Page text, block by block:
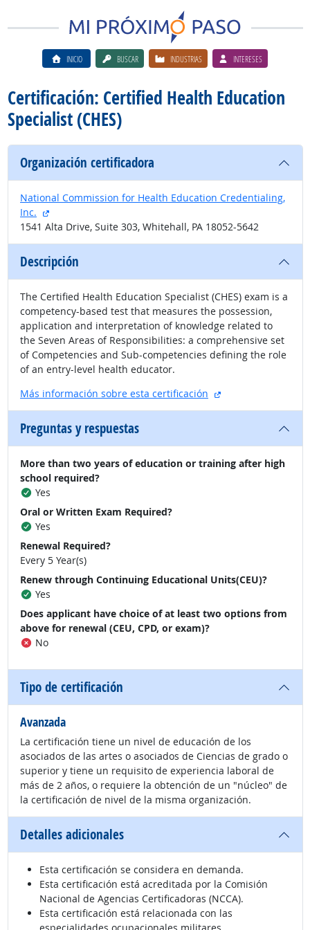
INICIO BUSCAR INDUSTRIAS INTERESES
Certificación: Certified Health Education
Specialist (CHES)
Organización certificadora
National Commission for Health Education Credentialing,
Inc.
sitio externo
1541 Alta Drive, Suite 303, Whitehall, PA 18052-5642
Descripción
The Certified Health Education Specialist (CHES) exam is a
competency-based test that measures the possession,
application and interpretation of knowledge related to
the Seven Areas of Responsibilities: a comprehensive set
of Competencies and Sub-competencies defining the role
of an entry-level health educator.
Más información sobre esta certificación
sitio externo
Preguntas y respuestas
More than two years of education or training after high
school required?
Yes
Oral or Written Exam Required?
Yes
Renewal Required?
Every 5 Year(s)
Renew through Continuing Educational Units(CEU)?
Yes
Does applicant have choice of at least two options from
above for renewal (CEU, CPD, or exam)?
No
Tipo de certificación
Avanzada
La certificación tiene un nivel de educación de los
asociados de las artes o asociados de Ciencias de grado o
superior y tiene un requisito de experiencia laboral de
más de 2 años, o requiere la obtención de un "núcleo" de
la certificación de nivel de la misma organización.
Detalles adicionales
Esta certificación se considera en demanda.
Esta certificación está acreditada por la Comisión
Nacional de Agencias Certificadoras (NCCA).
Esta certificación está relacionada con las